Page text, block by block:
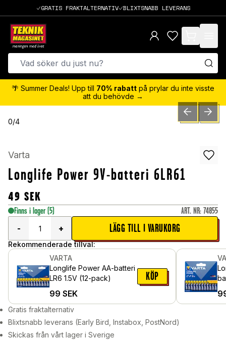
GRATIS FRAKTALTERNATIV BLIXTSNABB LEVERANS
items in cart,
🌴 Summer Deals! Upp till 70% rabatt på prylar du inte visste
att du behövde →
0/4 PREVIOUSNEXT
Varta
Longlife Power 9V-batteri 6LR61
49 SEK
Finns i lager (5) ART. NR: 74855
-
+ LÄGG TILL I VARUKORG
Rekommenderade tillval:
VARTA
Longlife Power AA-batteri
LR6 1.5V (12-pack)
99 SEK
KÖP
Gratis fraktalternativ
Blixtsnabb leverans (Early Bird, Instabox, PostNord)
Skickas från vårt lager i Sverige